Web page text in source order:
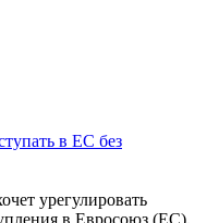
в ЕС без
урегулировать
в Евросоюз (ЕС),